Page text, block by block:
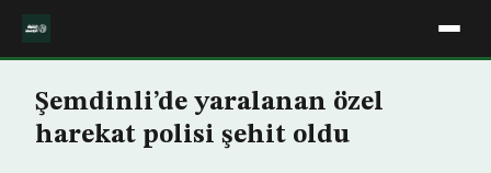
Şemdinli’de yaralanan özel
harekat polisi şehit oldu